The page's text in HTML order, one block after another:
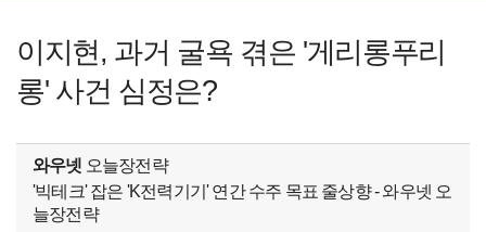
이지현, 과거 굴욕 겪은 '게리롱푸리
롱' 사건 심정은?
와우넷 오늘장전략
'빅테크' 잡은 'K전력기기' 연간 수주 목표 줄상향 - 와우넷 오
늘장전략